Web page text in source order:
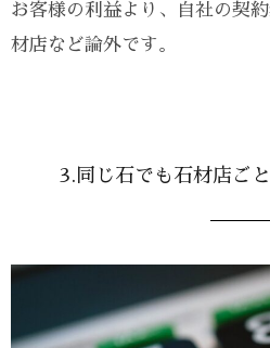
お客様の利益より、自社の契
材店など論外です。
3.同じ石でも石材店ご